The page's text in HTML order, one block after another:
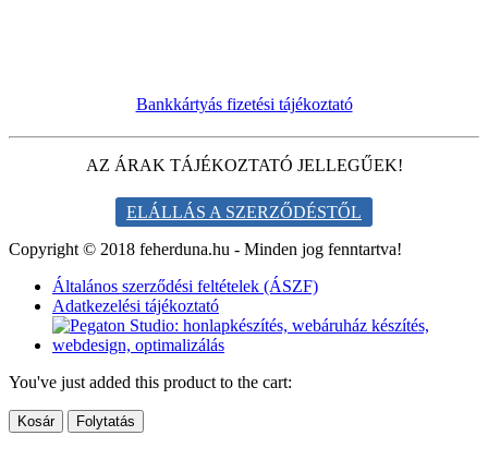
Bankkártyás fizetési tájékoztató
AZ ÁRAK TÁJÉKOZTATÓ JELLEGŰEK!
ELÁLLÁS A SZERZŐDÉSTŐL
Copyright © 2018 feherduna.hu - Minden jog fenntartva!
Általános szerződési feltételek (ÁSZF)
Adatkezelési tájékoztató
You've just added this product to the cart:
Kosár Folytatás